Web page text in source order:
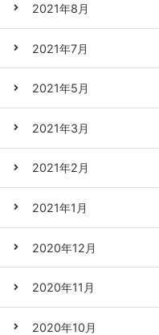
2021年8月
2021年7月
2021年5月
2021年3月
2021年2月
2021年1月
2020年12月
2020年11月
2020年10月